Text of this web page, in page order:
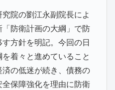
院の劉江永副院長によ
防衛計画の大綱」で防
方針を明記。今回の日
着々と進めていること
の低迷が続き、債務の
保障強化を理由に防衛